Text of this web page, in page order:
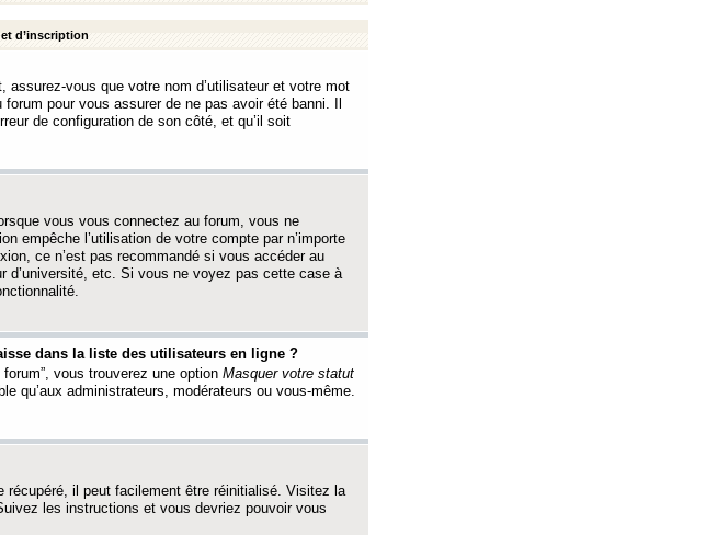
d’inscription
assurez-vous que votre nom d’utilisateur et votre mot
pour vous assurer de ne pas avoir été banni. Il
de configuration de son côté, et qu’il soit
vous vous connectez au forum, vous ne
empêche l’utilisation de votre compte par n’importe
ce n’est pas recommandé si vous accéder au
d’université, etc. Si vous ne voyez pas cette case à
dans la liste des utilisateurs en ligne ?
vous trouverez une option Masquer votre statut
qu’aux administrateurs, modérateurs ou vous-même.
il peut facilement être réinitialisé. Visitez la
les instructions et vous devriez pouvoir vous